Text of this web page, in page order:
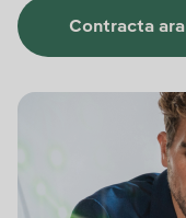
Contracta ara